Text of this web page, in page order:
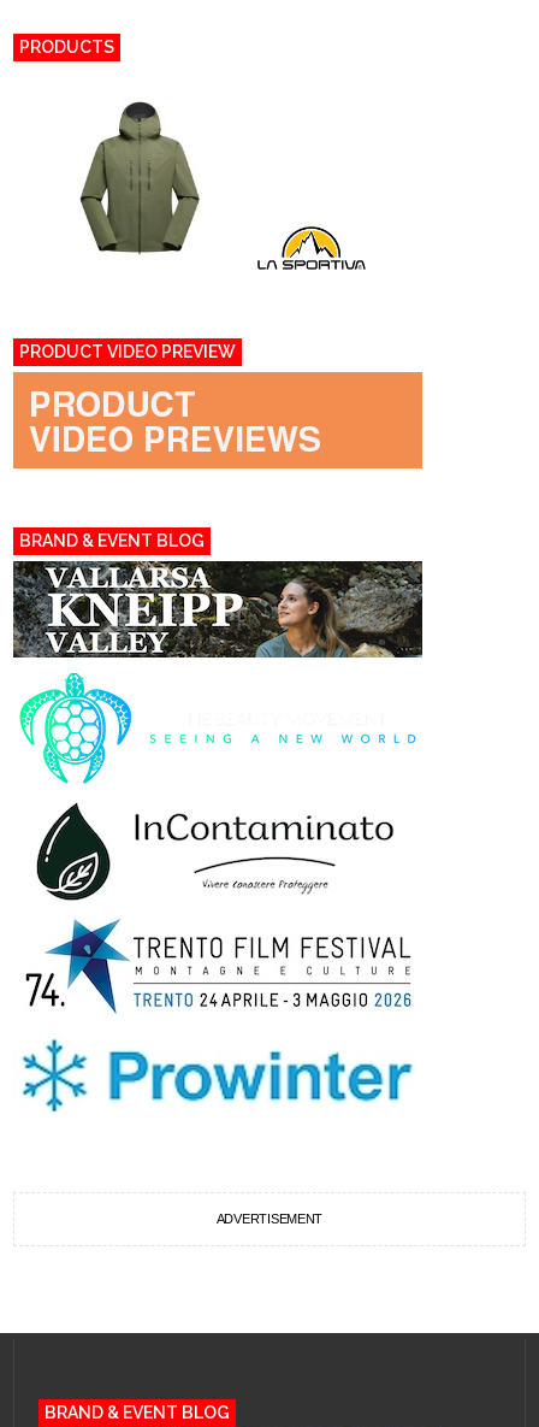
PRODUCTS
PRODUCT VIDEO PREVIEW
BRAND & EVENT BLOG
ADVERTISEMENT
BRAND & EVENT BLOG